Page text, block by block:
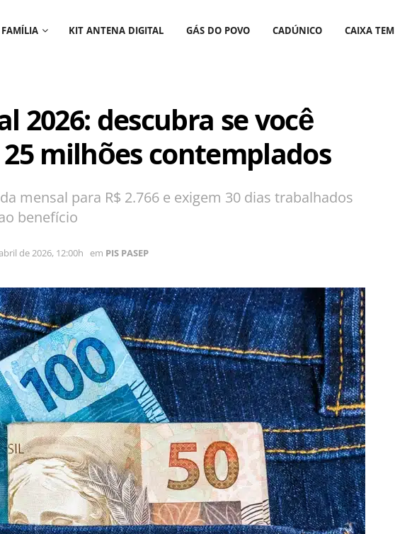
KIT ANTENA DIGITAL GÁS DO POVO CADÚNICO CAIXA TEM
2026: descubra se você
milhões contemplados
mensal para R$ 2.766 e exigem 30 dias trabalhados
benefício
de 2026, 12:00h em PIS PASEP